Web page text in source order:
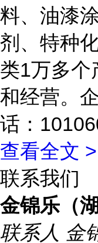
料、油漆
剂、特种
类1万多个
和经营。
话：
查看全文 >
联系我们
金锦乐（
联系人 金